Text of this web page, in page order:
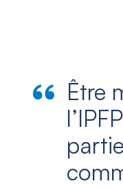
Être